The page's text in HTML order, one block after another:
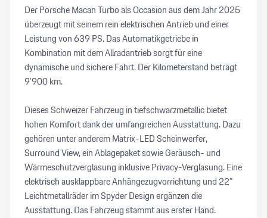
Der Porsche Macan Turbo als Occasion aus dem Jahr 2025
überzeugt mit seinem rein elektrischen Antrieb und einer
Leistung von 639 PS. Das Automatikgetriebe in
Kombination mit dem Allradantrieb sorgt für eine
dynamische und sichere Fahrt. Der Kilometerstand beträgt
9'900 km.
Dieses Schweizer Fahrzeug in tiefschwarzmetallic bietet
hohen Komfort dank der umfangreichen Ausstattung. Dazu
gehören unter anderem Matrix-LED Scheinwerfer,
Surround View, ein Ablagepaket sowie Geräusch- und
Wärmeschutzverglasung inklusive Privacy-Verglasung. Eine
elektrisch ausklappbare Anhängezugvorrichtung und 22"
Leichtmetallräder im Spyder Design ergänzen die
Ausstattung. Das Fahrzeug stammt aus erster Hand.